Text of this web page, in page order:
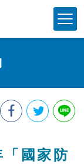
國家防